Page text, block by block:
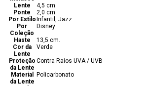
Lente
4,5 cm.
Ponte
2,0 cm.
Por EstiloInfantil, Jazz
Por
Coleção
Disney
Haste
13,5 cm.
Cor da
Lente
Verde
Proteção
da Lente
Contra Raios UVA / UVB
Material
da Lente
Policarbonato